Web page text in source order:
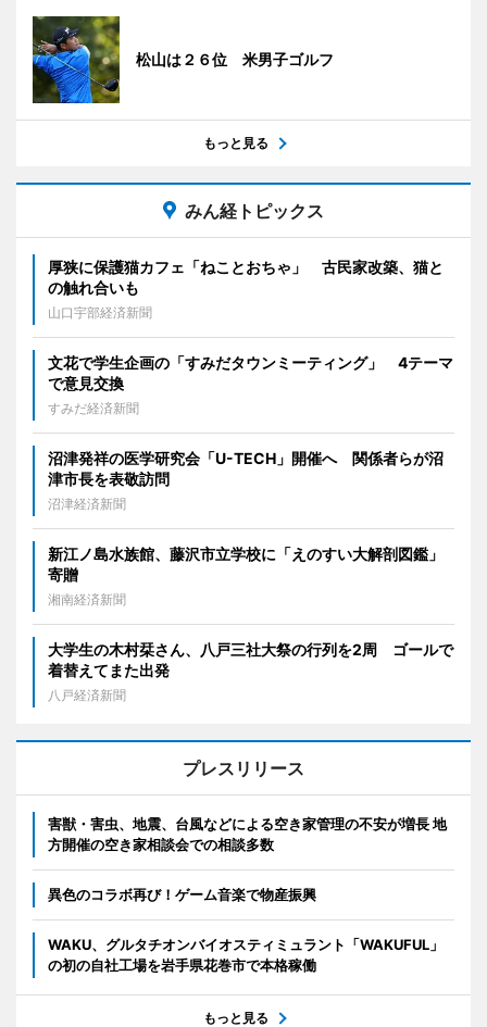
松山は２６位 米男子ゴルフ
もっと見る
みん経トピックス
厚狭に保護猫カフェ「ねことおちゃ」 古民家改築、猫と
の触れ合いも
山口宇部経済新聞
文花で学生企画の「すみだタウンミーティング」 4テーマ
で意見交換
すみだ経済新聞
沼津発祥の医学研究会「U-TECH」開催へ 関係者らが沼
津市長を表敬訪問
沼津経済新聞
新江ノ島水族館、藤沢市立学校に「えのすい大解剖図鑑」
寄贈
湘南経済新聞
大学生の木村栞さん、八戸三社大祭の行列を2周 ゴールで
着替えてまた出発
八戸経済新聞
プレスリリース
害獣・害虫、地震、台風などによる空き家管理の不安が増長 地
方開催の空き家相談会での相談多数
異色のコラボ再び！ゲーム音楽で物産振興
WAKU、グルタチオンバイオスティミュラント「WAKUFUL」
の初の自社工場を岩手県花巻市で本格稼働
もっと見る